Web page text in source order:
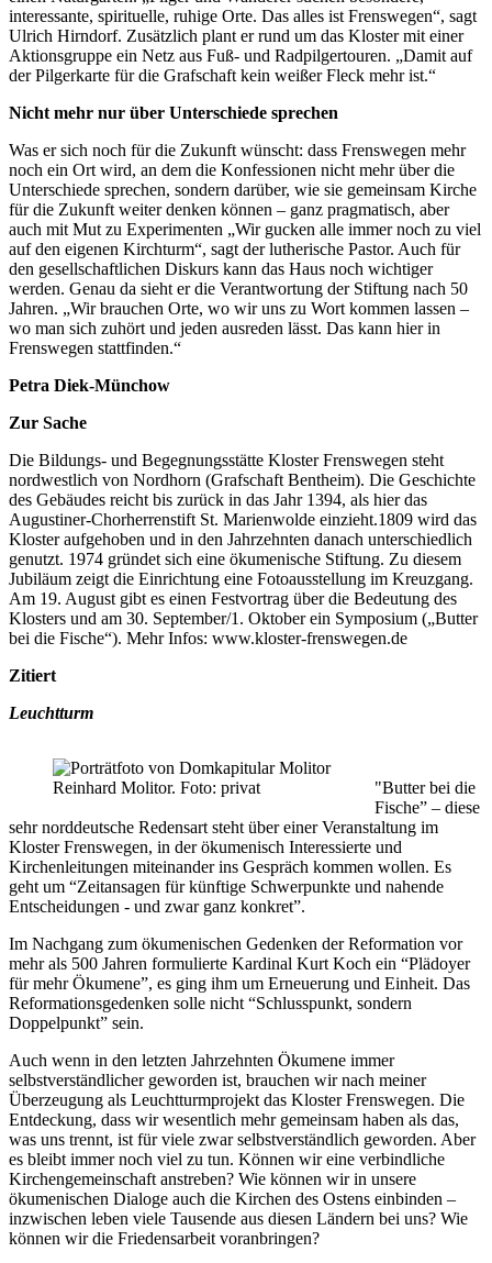
interessante, spirituelle, ruhige Orte. Das alles ist Frenswegen“, sagt
Ulrich Hirndorf. Zusätzlich plant er rund um das Kloster mit einer
Aktionsgruppe ein Netz aus Fuß- und Radpilgertouren. „Damit auf
der Pilgerkarte für die Grafschaft kein weißer Fleck mehr ist.“
Nicht mehr nur über Unterschiede sprechen
Was er sich noch für die Zukunft wünscht: dass Frenswegen mehr
noch ein Ort wird, an dem die Konfessionen nicht mehr über die
Unterschiede sprechen, sondern darüber, wie sie gemeinsam Kirche
für die Zukunft weiter denken können – ganz pragmatisch, aber
auch mit Mut zu Experimenten „Wir gucken alle immer noch zu viel
auf den eigenen Kirchturm“, sagt der lutherische Pastor. Auch für
den gesellschaftlichen Diskurs kann das Haus noch wichtiger
werden. Genau da sieht er die Verantwortung der Stiftung nach 50
Jahren. „Wir brauchen Orte, wo wir uns zu Wort kommen lassen –
wo man sich zuhört und jeden ausreden lässt. Das kann hier in
Frenswegen stattfinden.“
Petra Diek-Münchow
Zur Sache
Die Bildungs- und Begegnungsstätte Kloster Frenswegen steht
nordwestlich von Nordhorn (Grafschaft Bentheim). Die Geschichte
des Gebäudes reicht bis zurück in das Jahr 1394, als hier das
Augustiner-Chorherrenstift St. Marienwolde einzieht.1809 wird das
Kloster aufgehoben und in den Jahrzehnten danach unterschiedlich
genutzt. 1974 gründet sich eine ökumenische Stiftung. Zu diesem
Jubiläum zeigt die Einrichtung eine Fotoausstellung im Kreuzgang.
Am 19. August gibt es einen Festvortrag über die Bedeutung des
Klosters und am 30. September/1. Oktober ein Symposium („Butter
bei die Fische“). Mehr Infos: www.kloster-frenswegen.de
Zitiert
Leuchtturm
Reinhard Molitor. Foto: privat
"Butter bei die
Fische” – diese
sehr norddeutsche Redensart steht über einer Veranstaltung im
Kloster Frenswegen, in der ökumenisch Interessierte und
Kirchenleitungen miteinander ins Gespräch kommen wollen. Es
geht um “Zeitansagen für künftige Schwerpunkte und nahende
Entscheidungen - und zwar ganz konkret”.
Im Nachgang zum ökumenischen Gedenken der Reformation vor
mehr als 500 Jahren formulierte Kardinal Kurt Koch ein “Plädoyer
für mehr Ökumene”, es ging ihm um Erneuerung und Einheit. Das
Reformationsgedenken solle nicht “Schlusspunkt, sondern
Doppelpunkt” sein.
Auch wenn in den letzten Jahrzehnten Ökumene immer
selbstverständlicher geworden ist, brauchen wir nach meiner
Überzeugung als Leuchtturmprojekt das Kloster Frenswegen. Die
Entdeckung, dass wir wesentlich mehr gemeinsam haben als das,
was uns trennt, ist für viele zwar selbstverständlich geworden. Aber
es bleibt immer noch viel zu tun. Können wir eine verbindliche
Kirchengemeinschaft anstreben? Wie können wir in unsere
ökumenischen Dialoge auch die Kirchen des Ostens einbinden –
inzwischen leben viele Tausende aus diesen Ländern bei uns? Wie
können wir die Friedensarbeit voranbringen?